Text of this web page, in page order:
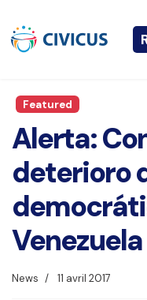
Featured
Alerta:
deterioro
Venezuela
News 11 avril 2017